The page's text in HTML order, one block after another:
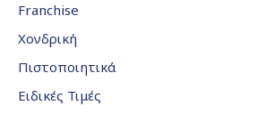
Franchise
Χονδρική
Πιστοποιητικά
Ειδικές Τιμές